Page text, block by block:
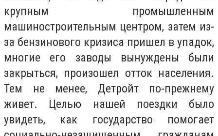
крупным промышленным
машиностроительным центром, затем из-
за бензинового кризиса пришел в упадок,
многие его заводы вынуждены были
закрыться, произошел отток населения.
Тем не менее, Детройт по-прежнему
живет. Целью нашей поездки было
увидеть, как государство помогает